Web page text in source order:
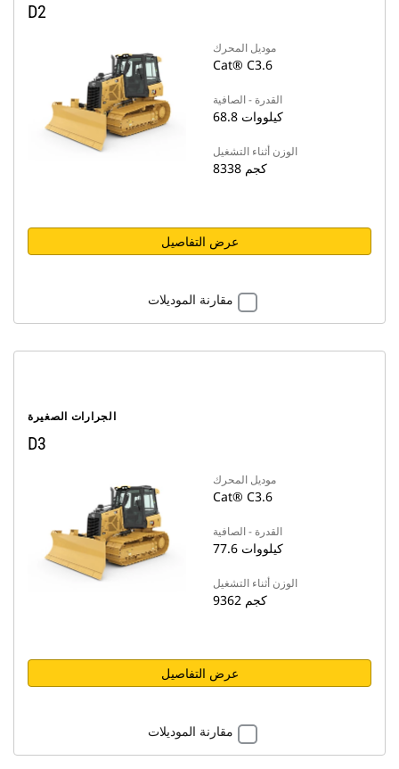
D2
موديل المحرك
Cat® C3.6
القدرة - الصافية
68.8 كيلووات
الوزن أثناء التشغيل
8338 كجم
عرض التفاصيل
مقارنة الموديلات
الجرارات الصغيرة
D3
موديل المحرك
Cat® C3.6
القدرة - الصافية
77.6 كيلووات
الوزن أثناء التشغيل
9362 كجم
عرض التفاصيل
مقارنة الموديلات